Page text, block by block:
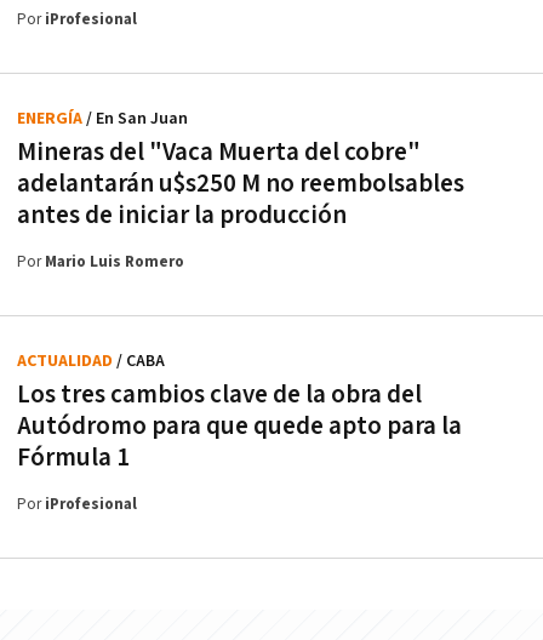
PoriProfesional
Mineras del "Vaca Muerta del cobre"
adelantarán u$s250 M no reembolsables
antes de iniciar la producción
ENERGÍA/ En San Juan
PorMario Luis Romero
Los tres cambios clave de la obra del
Autódromo para que quede apto para la
Fórmula 1
ACTUALIDAD / CABA
PoriProfesional